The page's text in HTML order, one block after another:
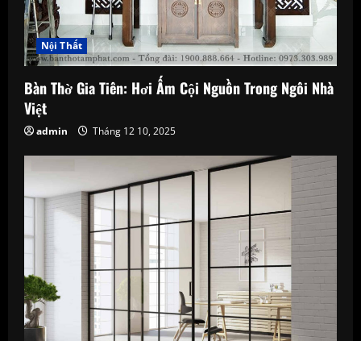
Nội Thất
Bàn Thờ Gia Tiên: Hơi Ấm Cội Nguồn Trong Ngôi Nhà
Việt
admin Tháng 12 10, 2025